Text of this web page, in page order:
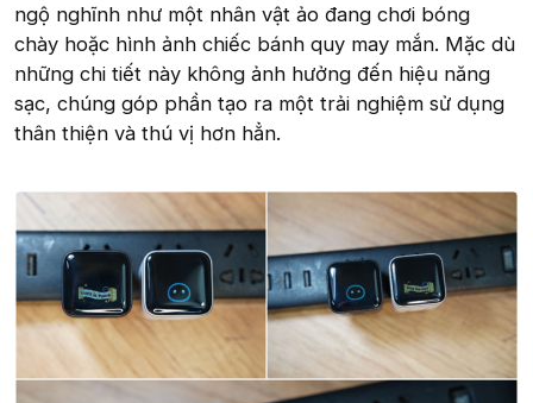
ngộ nghĩnh như một nhân vật ảo đang chơi bóng
chày hoặc hình ảnh chiếc bánh quy may mắn. Mặc dù
những chi tiết này không ảnh hưởng đến hiệu năng
sạc, chúng góp phần tạo ra một trải nghiệm sử dụng
thân thiện và thú vị hơn hẳn.